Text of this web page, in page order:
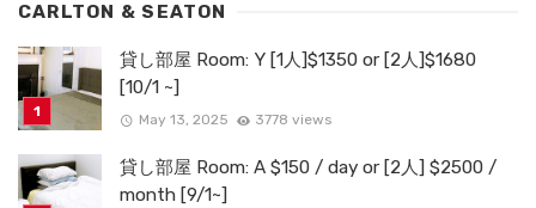
CARLTON & SEATON
貸し部屋 Room: Y [1人]$1350 or [2人]$1680
[10/1 ~]
May 13, 2025 3778 views
貸し部屋 Room: A $150 / day or [2人] $2500 /
month [9/1~]